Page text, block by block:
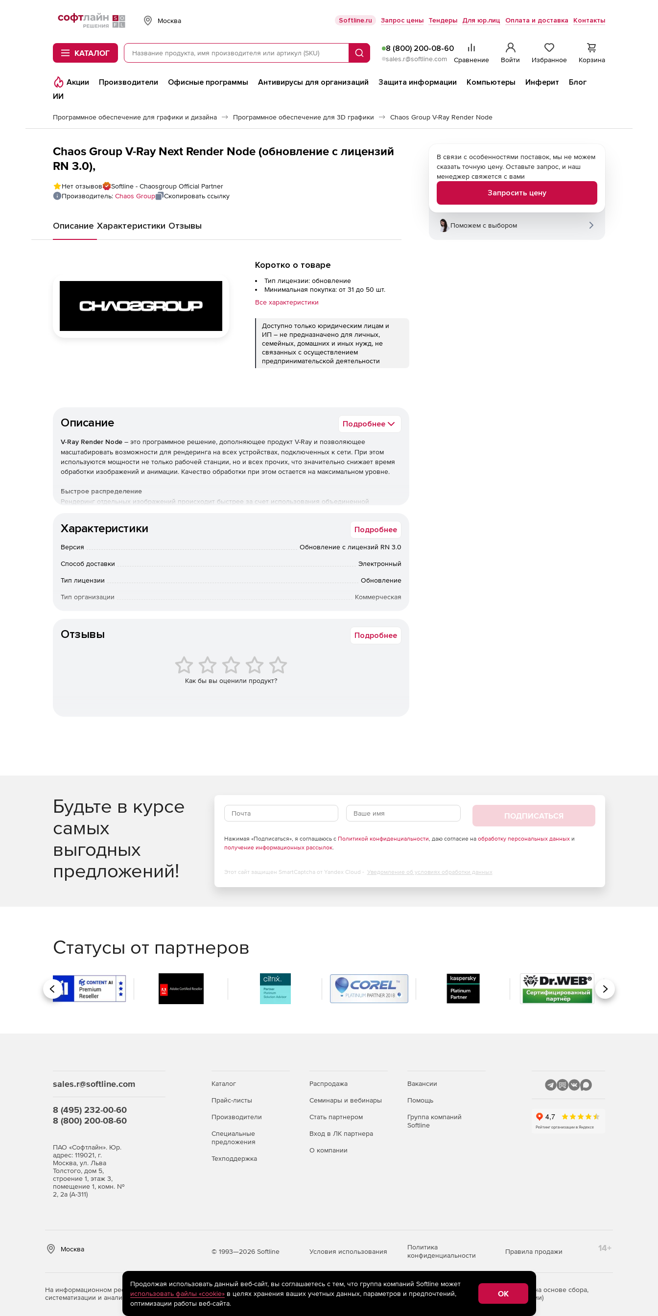
Softline
Москва Softline.ru Запрос цены Тендеры Для юр.лиц Оплата и доставка Контакты
КАТАЛОГ Поиск
8 (800) 200-08-60
sales.r@softline.com Сравнение Войти Избранное Корзина
Акции Производители Офисные программы Антивирусы для организаций Защита информации Компьютеры Инферит
Блог
ИИ
Программное обеспечение для графики и дизайна Программное обеспечение для 3D графики Chaos Group V-Ray Render Node
Chaos Group V-Ray Next Render Node (обновление с лицензий
RN 3.0),
Нет отзывов
Softline - Chaosgroup Official Partner
Производитель: Chaos Group Скопировать ссылку
Описание Характеристики Отзывы
Коротко о товаре
Тип лицензии: обновление
Минимальная покупка: от 31 до 50 шт.
Все характеристики
Доступно только юридическим лицам и
ИП – не предназначено для личных,
семейных, домашних и иных нужд, не
связанных с осуществлением
предпринимательской деятельности
Описание Подробнее
V-Ray Render Node – это программное решение, дополняющее продукт V-Ray и позволяющее
масштабировать возможности для рендеринга на всех устройствах, подключенных к сети. При этом
используются мощности не только рабочей станции, но и всех прочих, что значительно снижает время
обработки изображений и анимации. Качество обработки при этом остается на максимальном уровне.
Быстрое распределение
Рендеринг отдельных изображений происходит быстрее за счет использования объединенной
Гибкий сетевой рендеринг
Легое управление
Backburner.
Эффективность
Характеристики Подробнее
Версия Обновление с лицензий RN 3.0
Способ доставки Электронный
Тип лицензии Обновление
Тип организации Коммерческая
Отзывы Подробнее
Как бы вы оценили продукт?
В связи с особенностями поставок, мы не можем
сказать точную цену. Оставьте запрос, и наш
менеджер свяжется с вами
Запросить цену
Поможем с выбором
Будьте в курсе
самых
выгодных
предложений!
ПОДПИСАТЬСЯ
Нажимая «Подписаться», я соглашаюсь с Политикой конфиденциальности, даю согласие на обработку персональных данныхи
получение информационных рассылок.
Этот сайт защищен SmartCaptcha от Yandex Cloud - Уведомление об условиях обработки данных
Статусы от партнеров
Назад Вперед
sales.r@softline.com
8 (495) 232-00-60
8 (800) 200-08-60
ПАО «Софтлайн». Юр.
адрес: 119021, г.
Москва, ул. Льва
Толстого, дом 5,
строение 1, этаж 3,
помещение 1, комн. №
2, 2а (А-311)
Каталог
Прайс-листы
Производители
Специальные
предложения
Техподдержка
Распродажа
Семинары и вебинары
Стать партнером
Вход в ЛК партнера
О компании
Вакансии
Помощь
Группа компаний
Softline
Москва © 1993—2026 Softline Условия использования
Политика
конфиденциальности
Правила продажи 14+
На информационном ресурсе store.softline.ru применяются рекомендательные технологии
(информационные технологии предоставления информации на основе сбора,
систематизации и анализа сведений, относящихся к предпочтениям пользователей сети «Интернет», находящихся на территории Российской Федерации)
Продолжая использовать данный веб-сайт, вы соглашаетесь с тем, что группа компаний Softline может
использовать файлы «cookie»в целях хранения ваших учетных данных, параметров и предпочтений,
оптимизации работы веб-сайта.
OK